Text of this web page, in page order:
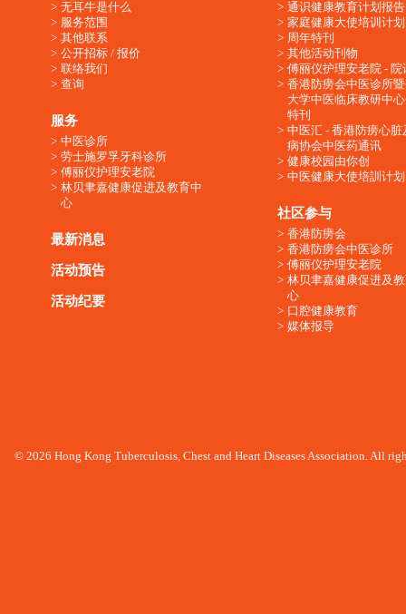
无耳牛是什么
服务范围
其他联系
公开招标 / 报价
联络我们
查询
服务
中医诊所
劳士施罗孚牙科诊所
傅丽仪护理安老院
林贝聿嘉健康促进及教育中
心
最新消息
活动预告
活动纪要
通识健康教育计划报告
家庭健康大使培训计划
周年特刊
其他活动刊物
傅丽仪护理安老院 - 院
香港防痨会中医诊所
大学中医临床教研中
特刊
中医汇 - 香港防痨心脏
病协会中医药通讯
健康校园由你创
中医健康大使培訓计划
社区参与
香港防痨会
香港防痨会中医诊所
傅丽仪护理安老院
林贝聿嘉健康促进及
心
口腔健康教育
媒体报导
© 2026 Hong Kong Tuberculosis, Chest and Heart Diseases Association. All